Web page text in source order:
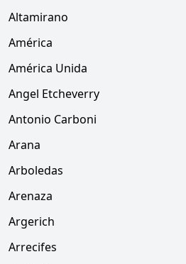
Altamirano
América
América Unida
Angel Etcheverry
Antonio Carboni
Arana
Arboledas
Arenaza
Argerich
Arrecifes